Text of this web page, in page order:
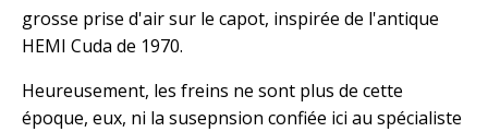
grosse prise d'air sur le capot, inspirée de l'antique
HEMI Cuda de 1970.
Heureusement, les freins ne sont plus de cette
époque, eux, ni la susepnsion confiée ici au spécialiste